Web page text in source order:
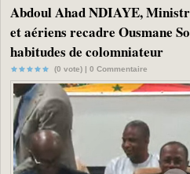
Abdoul Ahad NDIAYE,
et aériens recadre Ousmane
habitudes de colomniateur
(0 vote) | 0 Commentaire